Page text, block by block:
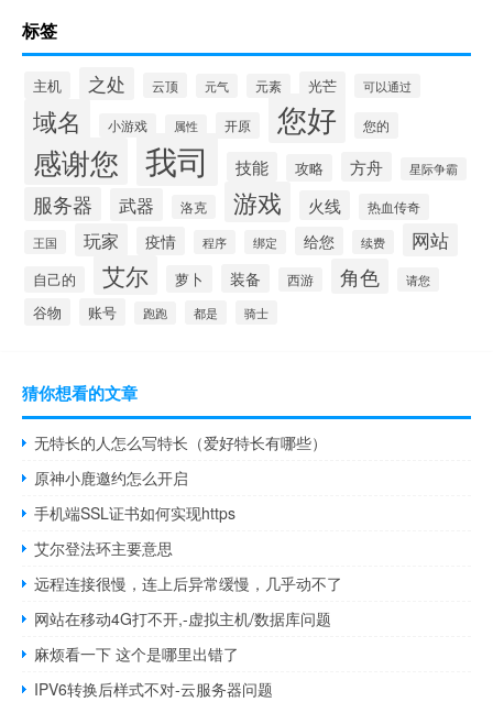
标签
主机 之处 云顶 元气 元素 光芒 可以通过
域名 小游戏 属性 开原 您好 您的
感谢您 我司 技能 攻略 方舟 星际争霸
服务器 武器 洛克 游戏 火线 热血传奇
王国 玩家 疫情 程序 绑定 给您 续费 网站
自己的 艾尔 萝卜 装备 西游 角色 请您
谷物 账号 跑跑 都是 骑士
猜你想看的文章
无特长的人怎么写特长（爱好特长有哪些）
原神小鹿邀约怎么开启
手机端SSL证书如何实现https
艾尔登法环主要意思
远程连接很慢，连上后异常缓慢，几乎动不了
网站在移动4G打不开,-虚拟主机/数据库问题
麻烦看一下 这个是哪里出错了
IPV6转换后样式不对-云服务器问题